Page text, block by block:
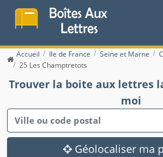
Accueil Ile de France Seine et Marne
25 Les Champtretots
Trouver la boite aux lettres
moi
Géolocaliser ma